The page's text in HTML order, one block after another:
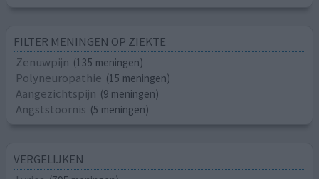
FILTER MENINGEN OP ZIEKTE
Zenuwpijn (135 meningen)
Polyneuropathie (15 meningen)
Aangezichtspijn (9 meningen)
Angststoornis (5 meningen)
VERGELIJKEN